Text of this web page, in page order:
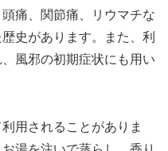
痛、関節痛、リウマチな
史があります。また、利
風邪の初期症状にも用い
用されることがありま